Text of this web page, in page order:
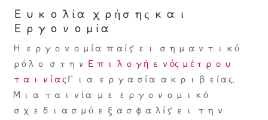
Ευκολία χρήσης και
Εργονομία
Η εργονομία παίζει σημαντικό
ρόλο στην Επιλογή ενός μέτρου
ταινίας Για εργασία ακριβείας.
Μια ταινία με εργονομικό
σχεδιασμό εξασφαλίζει την